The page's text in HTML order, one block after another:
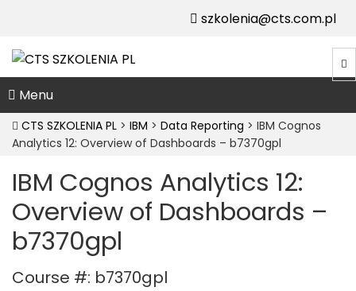
szkolenia@cts.com.pl
Menu
CTS SZKOLENIA PL > IBM > Data Reporting > IBM Cognos
Analytics 12: Overview of Dashboards – b7370gpl
IBM Cognos Analytics 12:
Overview of Dashboards –
b7370gpl
Course #: b7370gpl